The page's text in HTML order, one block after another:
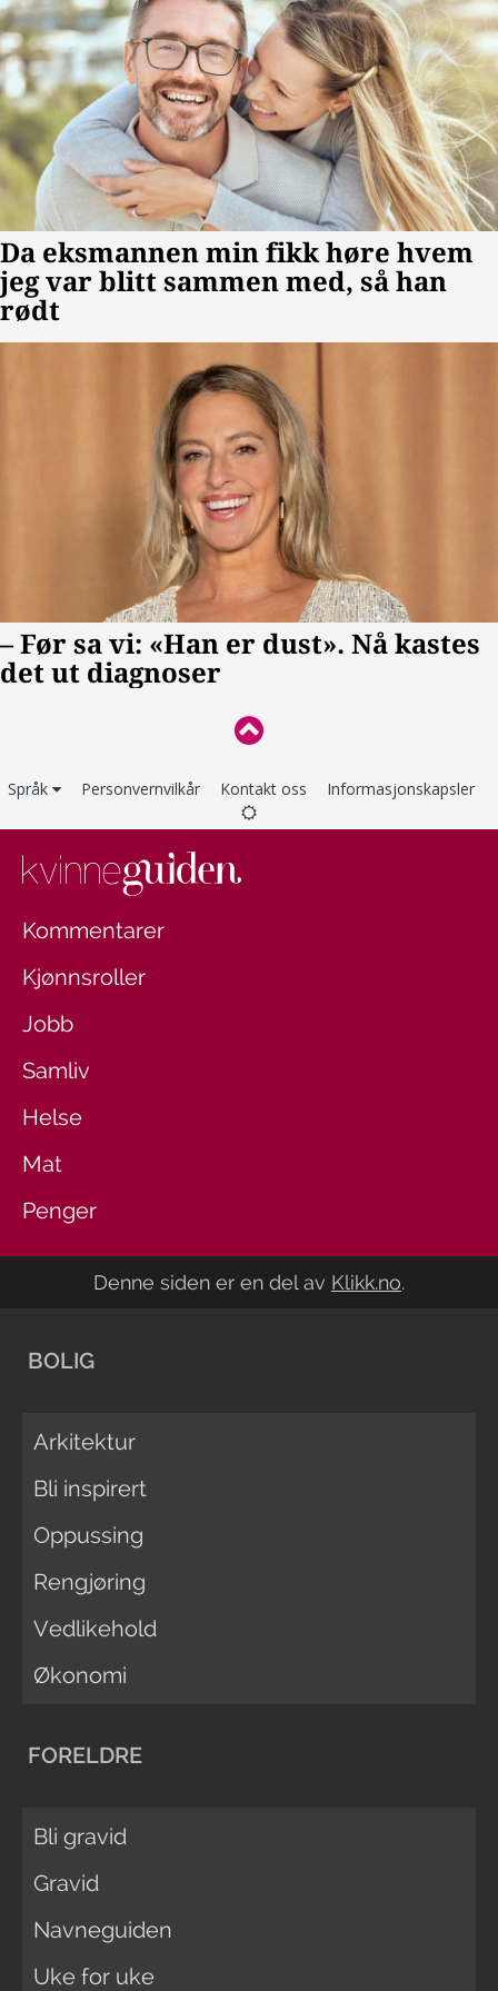
Språk Personvernvilkår Kontakt oss Informasjonskapsler
Kommentarer
Kjønnsroller
Jobb
Samliv
Helse
Mat
Penger
Denne siden er en del av Klikk.no.
BOLIG
Arkitektur
Bli inspirert
Oppussing
Rengjøring
Vedlikehold
Økonomi
FORELDRE
Bli gravid
Gravid
Navneguiden
Uke for uke